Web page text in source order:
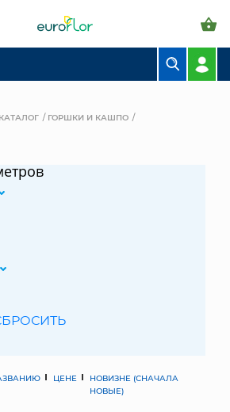
ФЛОРИСТИКА
МЯГКИЕ ИГРУШКИ
КАТАЛОГ
ГОРШКИ И КАШПО
ЦЕНЕ
НОВИЗНЕ (СНАЧАЛА
НОВЫЕ)